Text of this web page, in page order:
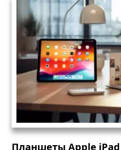
Планшеты Apple